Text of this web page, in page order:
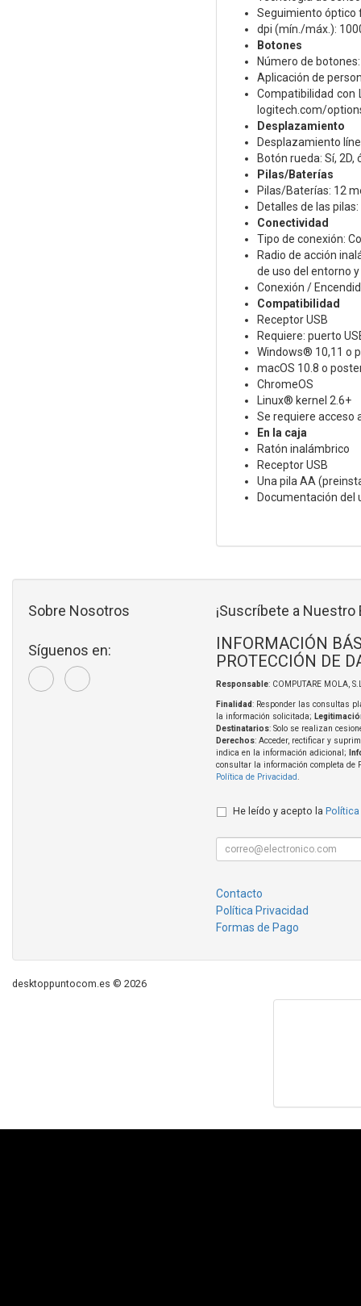
Seguimiento óptico
dpi (mín./máx.):
Botones
Número de
Aplicación de
Compatibilidad con
logitech.com/
Desplazamiento
Desplazamiento
Botón rueda: Sí, 2D,
Pilas/Baterías
Pilas/Baterías: 12
Detalles de las
Conectividad
Tipo de conexión:
Radio de acción
de uso del entorno
Conexión /
Compatibilidad
Receptor USB
Requiere: puerto
Windows® 10,11 o
macOS 10.8 o
ChromeOS
Linux® kernel 2.6+
Se requiere acceso
En la caja
Ratón inalámbrico
Receptor USB
Una pila AA
Documentación del
Sobre Nosotros
Síguenos en:
¡Suscríbete a Nuestro
INFORMACIÓN
PROTECCIÓN DE
Responsable: COMPUTARE MOLA,
Finalidad: Responder las consultas
la información solicitada;
Destinatarios: Solo se realizan
Derechos: Acceder, rectificar y
indica en la información adicional;
consultar la información completa de
Política de Privacidad
He leído y acepto la Política
Contacto
Política Privacidad
Formas de Pago
desktoppuntocom.es © 2026